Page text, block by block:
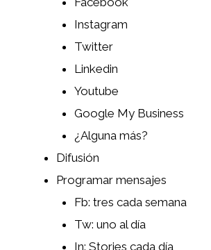
Instagram
Twitter
Linkedin
Youtube
Google My Business
¿Alguna más?
Difusión
Programar mensajes
Fb: tres cada semana
Tw: uno al día
In: Stories cada día